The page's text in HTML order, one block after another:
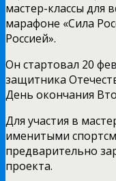
мастер-классы для
марафоне «Сила
Россией».
Он стартовал 20
защитника
День окончания
Для участия в
именитыми
предварительно
проекта.